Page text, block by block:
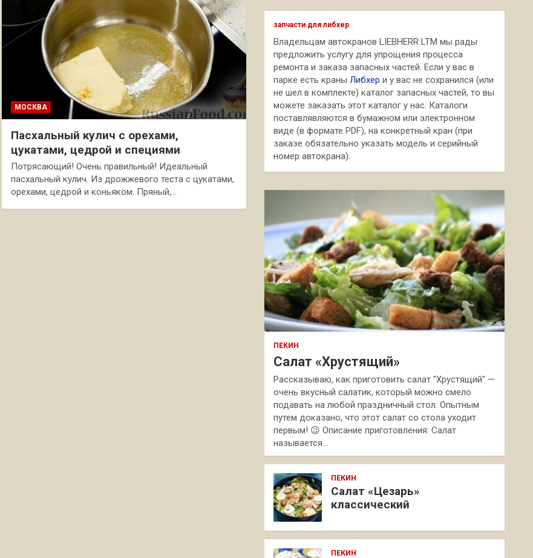
МОСКВА
Пасхальный кулич с орехами,
цукатами, цедрой и специями
Потрясающий! Очень правильный! Идеальный
пасхальный кулич. Из дрожжевого теста с цукатами,
орехами, цедрой и коньяком. Пряный,…
к
запчасти для либхер
Владельцам автокранов LIEBHERR LTM мы рады
предложить услугу для упрощения процесса
ремонта и заказа запасных частей. Если у вас в
парке есть краныЛибхер и у вас не сохранился (или
не шел в комплекте) каталог запасных частей, то вы
можете заказать этот каталог у нас. Каталоги
поставлявляются в бумажном или электронном
виде (в формате PDF), на конкретный кран (при
заказе обязательно указать модель и серийный
номер автокрана).
ПЕКИН
Салат «Хрустящий»
Рассказываю, как приготовить салат "Хрустящий" —
очень вкусный салатик, который можно смело
подавать на любой праздничный стол. Опытным
путем доказано, что этот салат со стола уходит
первым! 😉 Описание приготовления: Салат
называется…
ПЕКИН
Салат «Цезарь»
классический
ПЕКИН